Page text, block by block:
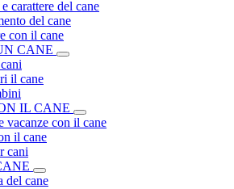
carattere del cane
del cane
con il cane
CANE
il cane
IL CANE
vacanze con il cane
il cane
cani
del cane